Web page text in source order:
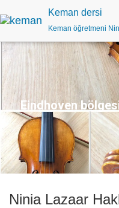
Keman dersi
Keman öğretmeni
Eindhoven
Ninia Lazaar